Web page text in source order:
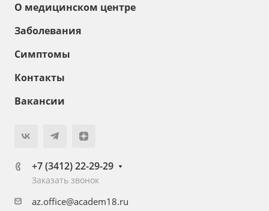
О медицинском центре
Заболевания
Симптомы
Контакты
Вакансии
+7 (3412) 22-29-29
Заказать звонок
az.office@academ18.ru